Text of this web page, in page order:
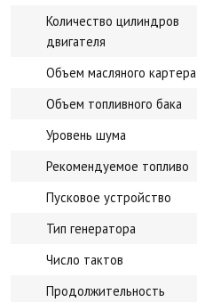
Количество цилиндров
двигателя
Объем масляного картера
Объем топливного бака
Уровень шума
Рекомендуемое топливо
Пусковое устройство
Тип генератора
Число тактов
Продолжительность